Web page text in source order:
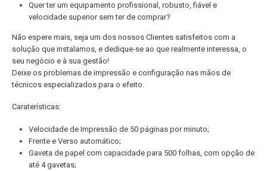
Quer ter um equipamento profissional, robusto, fiável e
velocidade superior sem ter de comprar?
Não espere mais, seja um dos nossos Clientes satisfeitos com a
solução que instalamos, e dedique-se ao que realmente interessa, o
seu negócio e à sua gestão!
Deixe os problemas de impressão e configuração nas mãos de
técnicos especializados para o efeito.
Caraterísticas:
Velocidade de Impressão de 50 páginas por minuto;
Frente e Verso automático;
Gaveta de papel com capacidade para 500 folhas, com opção de
até 4 gavetas;